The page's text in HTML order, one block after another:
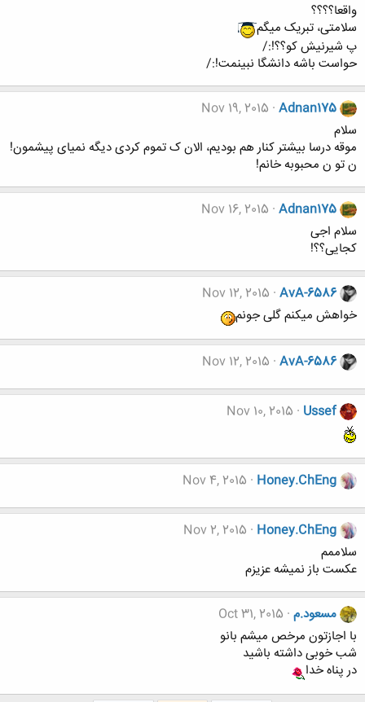
واقعا؟؟؟؟
سلامتی، تبریک میگم
پ شیرنیش کو؟؟!:/
حواست باشه دانشگا نبینمت!:/
Adnan175
Nov 19, 2015
سلام
موقه درسا بیشتر کنار هم بودیم، الان ک تموم کردی دیگه نمیای پیشمون!
ن تو ن محبوبه خانم!
Adnan175
Nov 16, 2015
سلام اجی
کجایی؟؟!
AvA-6586
Nov 12, 2015
خواهش میکنم گلی جونم
AvA-6586
Nov 12, 2015
Ussef
Nov 10, 2015
Honey.ChEng
Nov 4, 2015
Honey.ChEng
Nov 2, 2015
سلاممم
عکست باز نمیشه عزیزم
مسعود.م Oct 31, 2015
با اجازتون مرخص میشم بانو
شب خوبی داشته باشید
در پناه خدا